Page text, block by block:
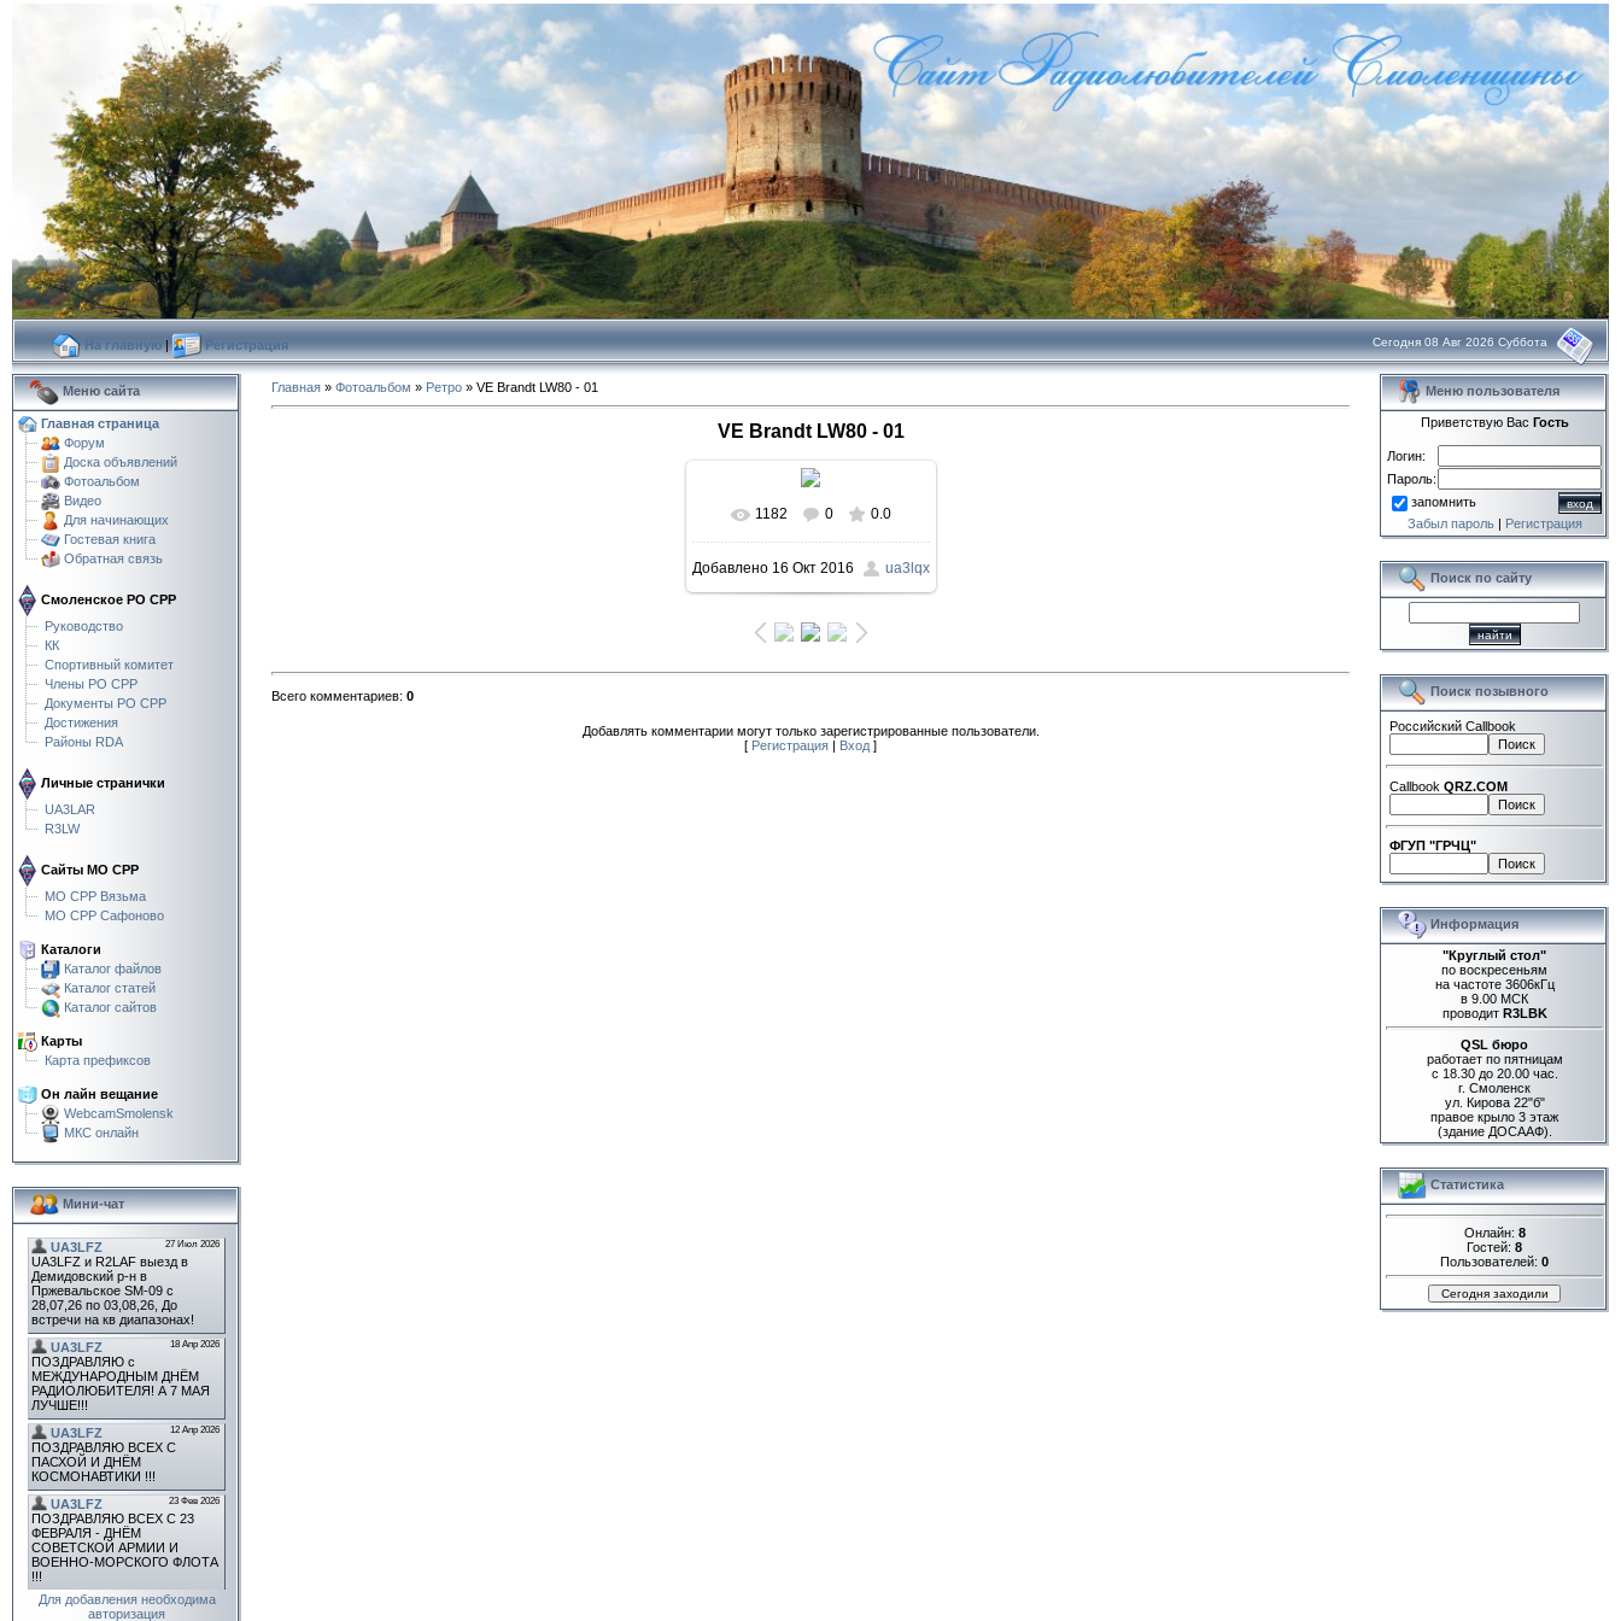
На главную| Регистрация Сегодня 08 Авг 2026 Суббота
Меню сайта
Главная страница
Форум
Доска объявлений
Фотоальбом
Видео
Для начинающих
Гостевая книга
Обратная связь
Смоленское РО СРР
Руководство
КК
Спортивный комитет
Члены РО СРР
Документы РО СРР
Достижения
Районы RDA
Личные странички
UA3LAR
R3LW
Сайты МО СРР
МО СРР Вязьма
МО СРР Сафоново
Каталоги
Каталог файлов
Каталог статей
Каталог сайтов
Карты
Карта префиксов
Он лайн вещание
WebcamSmolensk
МКС онлайн
Мини-чат
Для добавления необходима
авторизация
Главная » Фотоальбом » Ретро » VE Brandt LW80 - 01
VE Brandt LW80 - 01
1182 0 0.0
Добавлено16 Окт 2016 ua3lqx
Всего комментариев: 0
Добавлять комментарии могут только зарегистрированные пользователи.
[ Регистрация Вход]
Меню пользователя
Приветствую Вас Гость
Логин:
Пароль:
запомнить
Забыл пароль| Регистрация
Поиск по сайту
Поиск позывного
Российский Callbook
Callbook QRZ.COM
ФГУП "ГРЧЦ"
Информация
"Круглый стол"
по воскресеньям
на частоте 3606кГц
в 9.00 МСК
проводит R3LBK
QSL бюро
работает по пятницам
с 18.30 до 20.00 час.
г. Смоленск
ул. Кирова 22"б"
правое крыло 3 этаж
(здание ДОСААФ).
Статистика
Онлайн: 8
Гостей: 8
Пользователей: 0